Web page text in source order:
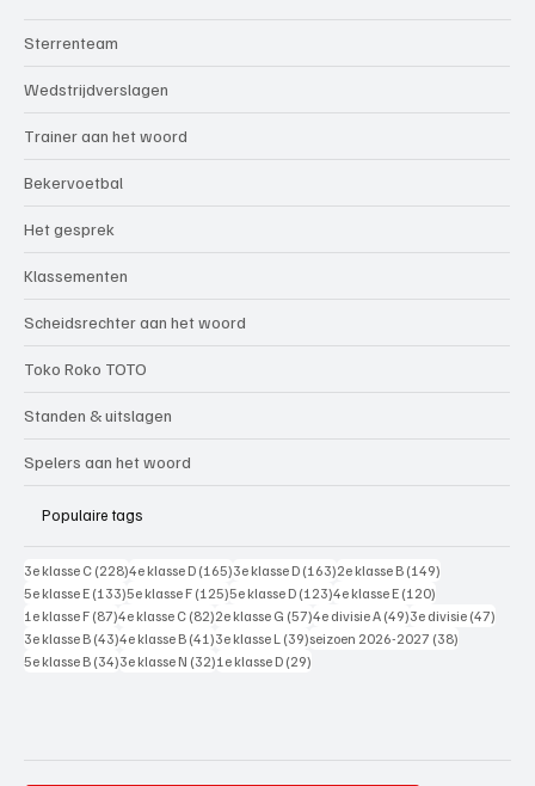
Sterrenteam
Wedstrijdverslagen
Trainer aan het woord
Bekervoetbal
Het gesprek
Klassementen
Scheidsrechter aan het woord
Toko Roko TOTO
Standen & uitslagen
Spelers aan het woord
Populaire tags
3e klasse C (228)228 posts
4e klasse D (165)165 posts
3e klasse D (163)163 posts
2e klasse B (149)
5e klasse E (133)133 posts
5e klasse F (125)125 posts
5e klasse D (123)123 posts
4e klasse E (120)
1e klasse F (87)87 posts
4e klasse C (82)82 posts
2e klasse G (57)57 posts
4e divisie A (49)49 posts
3e divisie (47)
3e klasse B (43)43 posts
4e klasse B (41)41 posts
3e klasse L (39)39 posts
seizoen 2026-2027 (38)
5e klasse B (34)34 posts
3e klasse N (32)32 posts
1e klasse D (29)